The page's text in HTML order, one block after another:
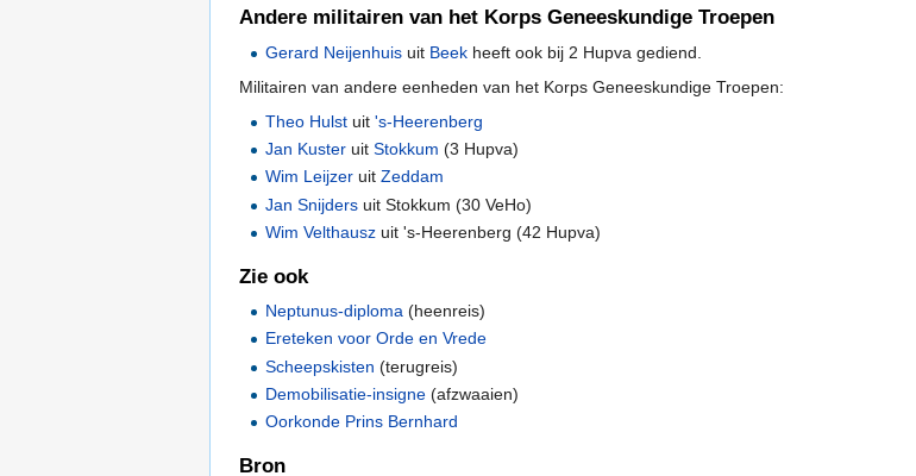
Andere militairen van het Korps Geneeskundige Troepen
Gerard Neijenhuis uit Beek heeft ook bij 2 Hupva gediend.
Militairen van andere eenheden van het Korps Geneeskundige Troepen:
Theo Hulst uit's-Heerenberg
Jan Kuster uitStokkum (3 Hupva)
Wim Leijzer uitZeddam
Jan Snijders uit Stokkum (30 VeHo)
Wim Velthausz uit 's-Heerenberg (42 Hupva)
Zie ook
Neptunus-diploma (heenreis)
Ereteken voor Orde en Vrede
Scheepskisten (terugreis)
Demobilisatie-insigne (afzwaaien)
Oorkonde Prins Bernhard
Bron